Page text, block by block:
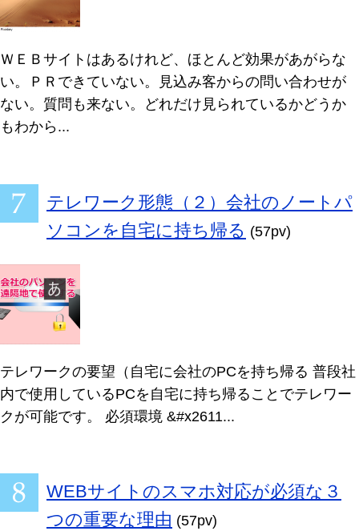
ＷＥＢサイトはあるけれど、ほとんど効果があがらな
い。ＰＲできていない。見込み客からの問い合わせが
ない。質問も来ない。どれだけ見られているかどうか
もわから...
テレワーク形態（２）会社のノートパ
ソコンを自宅に持ち帰る (57pv)
テレワークの要望（自宅に会社のPCを持ち帰る 普段社
内で使用しているPCを自宅に持ち帰ることでテレワー
クが可能です。 必須環境 &#x2611...
WEBサイトのスマホ対応が必須な３
つの重要な理由 (57pv)